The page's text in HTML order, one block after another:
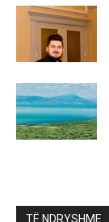
TË NDRYSHME